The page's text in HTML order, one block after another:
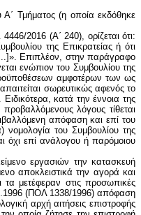
Τμήματος (η οποία εκδόθηκε
2016 (Α΄ 240), ορίζεται ότι:
της Επικρατείας ή ότι
[...]». Επιπλέον, στην παράγραφο
ενώπιον του Συμβουλίου της
αμφοτέρων των ως
σωρευτικώς αφενός το
κατά την έννοια της
λόγους τίθεται
απόφαση και επί του
νομολογία του Συμβουλίου της
όχι επί ανάλογου ή παρόμοιου
την ηθική βλάβη που υπέστη. Η ένδικη αγωγή απορρίφθηκε με την πρωτόδικη απόφαση ως απαράδεκτη, κατά της τελευταίας δε αυτής απόφασης η αναιρεσείουσα άσκησε έφεση, η οποία απορρίφθηκε με την αναιρεσιβαλλόμενη απόφαση. Ειδικότερα, το δικάσαν Διοικητικό Εφετείο, επικυρώνοντας την πρωτόδικη απόφαση, έκρινε ότι, κατά την έννοια των διατάξεων των άρθρων 80 παρ. 2 και 71 παρ. 4 του Κώδικα Διοικητικής Δικονομίας (ΚΔΔ), προκειμένου περί χρηματικών αξιώσεων, οι οποίες απορρέουν από παράνομη πράξη ή παράλειψη της φορολογικής αρχής και αφορούν την αποκατάσταση της ζημίας πέραν του ποσού του φόρου, παραδεκτώς καταρχήν ασκείται αγωγή, όμως, οι εν λόγω αξιώσεις δεν καθίστανται δικαστικώς επιδιώξιμες παρά μόνο μετά την έκδοση απόφασης του αρμόδιου διοικητικού δικαστηρίου επί προσφυγής ουσίας με την οποία κρίνεται με δύναμη δεδικασμένου η παρανομία της πράξης επιβολής ή της άρνησης επιστροφής του φόρου. Ενόψει τούτων, το δικάσαν δικαστήριο έκρινε ότι, εν προκειμένω, η ένδικη διαφορά δεν αφορά αξίωση φορολογικού περιεχομένου υπό τη στενή έννοια του άρθρου 71 παρ. 4 του ΚΔΔ, ώστε να θεωρείται εξ αυτού του λόγου απαράδεκτη η αγωγή, δοθέντος ότι δεν επιδιώκεται η καταβολή ποσού που αντιστοιχεί ευθέως στην παράνομη, κατά τους ισχυρισμούς της αναιρεσείουσας, άρνηση της φορολογικής αρχής να της επιστρέψει το οφειλόμενο σε αυτήν ως άνω πιστωτικό υπόλοιπο ΦΠΑ. Ωστόσο, κατά την κρίση του διοικητικού εφε